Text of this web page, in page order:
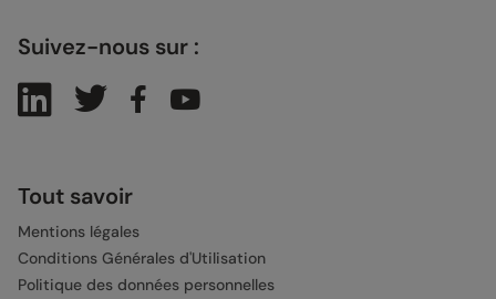
Suivez-nous sur :
Tout savoir
Mentions légales
Conditions Générales d'Utilisation
Politique des données personnelles